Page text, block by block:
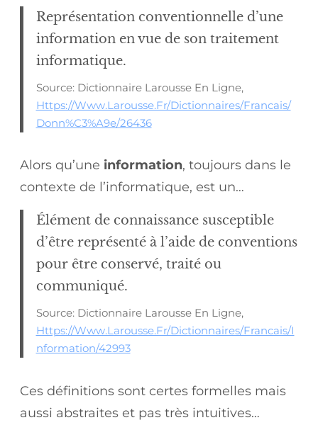
Représentation conventionnelle d’une
information en vue de son traitement
informatique.
Source: Dictionnaire Larousse En Ligne,
Https://www.larousse.fr/dictionnaires/francais/
Donn%C3%A9e/26436
Alors qu’une information, toujours dans le
contexte de l’informatique, est un…
Élément de connaissance susceptible
d’être représenté à l’aide de conventions
pour être conservé, traité ou
communiqué.
Source: Dictionnaire Larousse En Ligne,
Https://www.larousse.fr/dictionnaires/francais/i
Nformation/42993
Ces définitions sont certes formelles mais
aussi abstraites et pas très intuitives…